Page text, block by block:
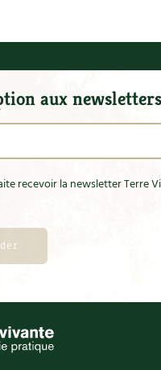
aux newsletters
recevoir la newsletter Terre